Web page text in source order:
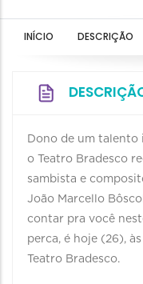
INÍCIO DESCRIÇÃO
Dono de um talento
o Teatro Bradesco
sambista e
João Marcello
contar pra você
perca, é hoje (26),
Teatro Bradesco.